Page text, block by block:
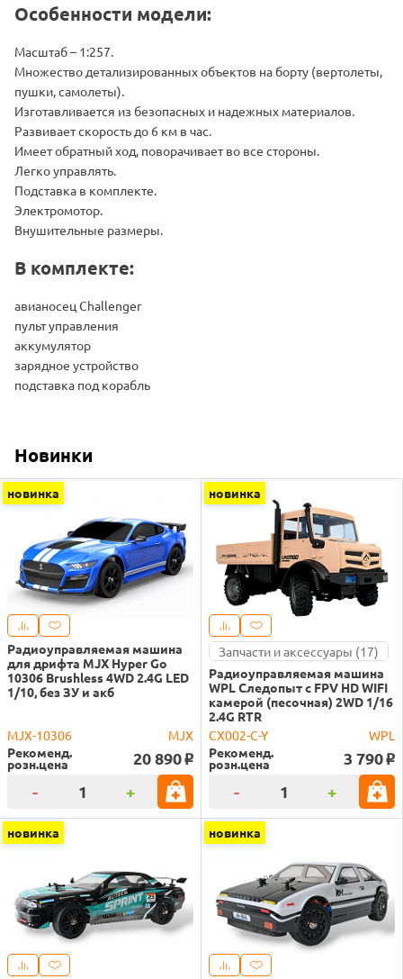
Особенности модели:
Масштаб – 1:257.
Множество детализированных объектов на борту (вертолеты,
пушки, самолеты).
Изготавливается из безопасных и надежных материалов.
Развивает скорость до 6 км в час.
Имеет обратный ход, поворачивает во все стороны.
Легко управлять.
Подставка в комплекте.
Электромотор.
Внушительные размеры.
В комплекте:
авианосец Challenger
пульт управления
аккумулятор
зарядное устройство
подставка под корабль
Новинки
новинка
Радиоуправляемая машина
для дрифта MJX Hyper Go
10306 Brushless 4WD 2.4G LED
1/10, без ЗУ и акб
MJX-10306
MJX
Рекоменд.
розн.цена 20 890 o
- +
новинка
Запчасти и аксессуары (17)
Радиоуправляемая машина
WPL Следопыт с FPV HD WIFI
камерой (песочная) 2WD 1/16
2.4G RTR
CX002-C-Y
WPL
Рекоменд.
розн.цена 3 790 o
- +
новинка новинка